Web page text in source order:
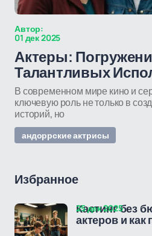
Автор:
01 дек 2025
Актеры:
Талантливых
В современном мире кино и
ключевую роль не только в
историй, но
андоррские актрисы
Избранное
Кастинг без
актеров и
25 дек 2025